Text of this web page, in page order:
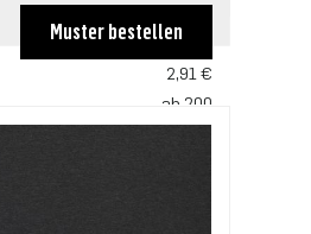
ab 100
2,91 €
ab 200
Muster bestellen